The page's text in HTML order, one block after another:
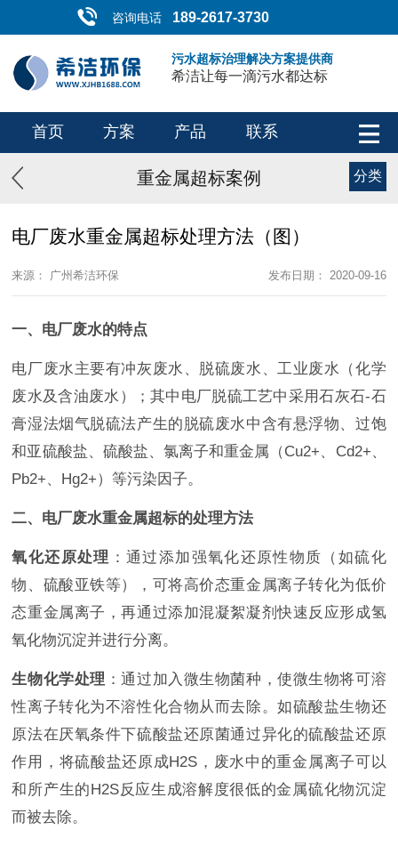
咨询电话 189-2617-3730
污水超标治理解决方案提供商
希洁让每一滴污水都达标
首页 方案 产品 联系
重金属超标案例 分类
电厂废水重金属超标处理方法（图）
来源： 广州希洁环保 发布日期： 2020-09-16
一、电厂废水的特点
电厂废水主要有冲灰废水、脱硫废水、工业废水（化学
废水及含油废水）；其中电厂脱硫工艺中采用石灰石-石
膏湿法烟气脱硫法产生的脱硫废水中含有悬浮物、过饱
和亚硫酸盐、硫酸盐、氯离子和重金属（Cu2+、Cd2+、
Pb2+、Hg2+）等污染因子。
二、电厂废水重金属超标的处理方法
氧化还原处理 ：通过添加强氧化还原性物质（如硫化
物、硫酸亚铁等），可将高价态重金属离子转化为低价
态重金属离子，再通过添加混凝絮凝剂快速反应形成氢
氧化物沉淀并进行分离。
生物化学处理 ：通过加入微生物菌种，使微生物将可溶
性离子转化为不溶性化合物从而去除。如硫酸盐生物还
原法在厌氧条件下硫酸盐还原菌通过异化的硫酸盐还原
作用，将硫酸盐还原成H2S，废水中的重金属离子可以
和所产生的H2S反应生成溶解度很低的金属硫化物沉淀
而被去除。